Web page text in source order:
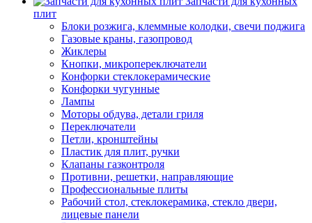
плит
Блоки розжига, клеммные колодки, свечи поджига
Газовые краны, газопровод
Жиклеры
Кнопки, микропереключатели
Конфорки стеклокерамические
Конфорки чугунные
Лампы
Моторы обдува, детали гриля
Переключатели
Петли, кронштейны
Пластик для плит, ручки
Клапаны газконтроля
Противни, решетки, направляющие
Профессиональные плиты
Рабочий стол, стеклокерамика, стекло двери,
лицевые панели